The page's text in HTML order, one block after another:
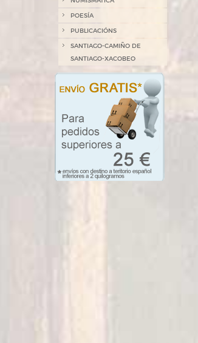
POESÍA
PUBLICACIÓNS
SANTIAGO-CAMIÑO DE
SANTIAGO-XACOBEO